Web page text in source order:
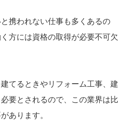
携われない仕事も多くあるの
方には資格の取得が必要不可欠
てるときやリフォーム工事、建
要とされるので、この業界は比
あります。